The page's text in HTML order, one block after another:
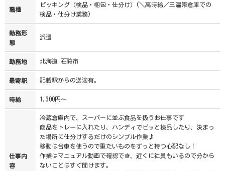
職種
ピッキング（検品・梱包・仕分け）(＼高時給／三温帯倉庫での
検品・仕分け業務)
勤務形
態
派遣
勤務地 北海道 石狩市
最寄駅 記載駅からの送迎有。
時給 1,300円～
仕事内
容
冷蔵倉庫内で、スーパーに並ぶ食品を扱うお仕事です
商品をトレーに入れたり、ハンディでピッと検品したり、決まっ
た場所に仕分けするだけのシンプル作業♪
移動は台車を使うので重たいものをずっと持つ心配なし！
作業はマニュアル動画で確認でき、近くに社員もいるので分から
ないことはすぐ聞けます。